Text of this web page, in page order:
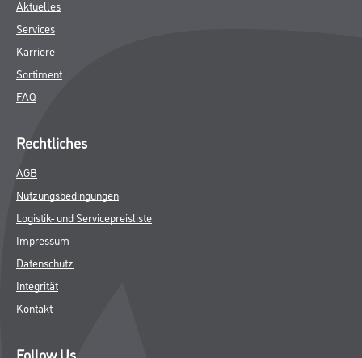
Aktuelles
Services
Karriere
Sortiment
FAQ
Rechtliches
AGB
Nutzungsbedingungen
Logistik- und Servicepreisliste
Impressum
Datenschutz
Integrität
Kontakt
Follow Us